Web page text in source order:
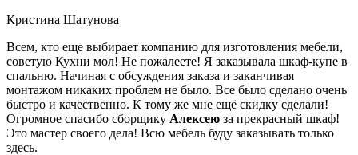
Кристина Шатунова
Всем, кто еще выбирает компанию для изготовления мебели,
советую Кухни мол! Не пожалеете! Я заказывала шкаф-купе в
спальню. Начиная с обсуждения заказа и заканчивая
монтажом никаких проблем не было. Все было сделано очень
быстро и качественно. К тому же мне ещё скидку сделали!
Огромное спасибо сборщику Алексею за прекрасный шкаф!
Это мастер своего дела! Всю мебель буду заказывать только
здесь.